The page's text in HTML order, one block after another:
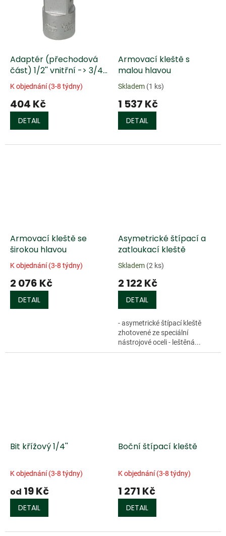
Adaptér (přechodová
část) 1/2'' vnitřní -> 3/4''
vnější
K objednání (3-8 týdny)
404 Kč
DETAIL
Armovací kleště s
malou hlavou
Skladem (1 ks)
1 537 Kč
DETAIL
Armovací kleště se
širokou hlavou
K objednání (3-8 týdny)
2 076 Kč
DETAIL
Asymetrické štípací a
zatloukací kleště
Skladem (2 ks)
2 122 Kč
DETAIL
- asymetrické štípací kleště
zhotovené ze speciální
nástrojové oceli - leštěná...
Bit křížový 1/4''
K objednání (3-8 týdny)
od 19 Kč
DETAIL
Boční štípací kleště
K objednání (3-8 týdny)
1 271 Kč
DETAIL